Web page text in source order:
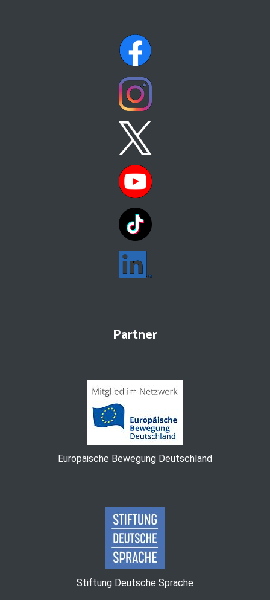
Partner
Europäische Bewegung Deutschland
Stiftung Deutsche Sprache